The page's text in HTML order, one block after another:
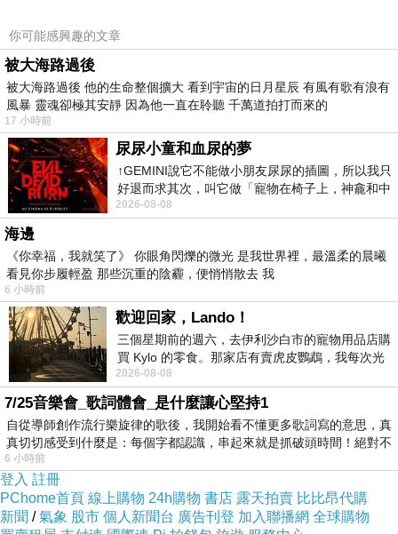
1.訂十次送一晚
這個算是hotels的常駐活動！累積10晚 即可獲得
免費住宿1晚！(無使用優惠碼即可累積)
如果找不到優惠碼的話
直接下訂就對了！
這樣就等於10%的優惠！
比一般使用優惠碼的情況最便宜還省！
對於沒大陸客常出遊的朋友相當適用！
也不用花時間找優惠碼！
2.訂貴退價差
你可能感興趣的文章
被大海路過後
被大海路過後 他的生命整個擴大 看到宇宙的日月星辰 有風有歌有浪有
風暴 靈魂卻極其安靜 因為他一直在聆聽 千萬道拍打而來的
17 小時前
尿尿小童和血尿的夢
↑GEMINI說它不能做小朋友尿尿的插圖，所以我只
好退而求其次，叫它做「寵物在椅子上，神龕和中
年人臉孔」的畫了。 六月底
2026-08-08
海邊
《你幸福，我就笑了》 你眼角閃爍的微光 是我世界裡，最溫柔的晨曦
看見你步履輕盈 那些沉重的陰霾，便悄悄散去 我
6 小時前
歡迎回家，Lando！
三個星期前的週六，去伊利沙白市的寵物用品店購
買 Kylo 的零食。那家店有賣虎皮鸚鵡，我每次光
顧都會去看一下。他們偶爾會引進 C
2026-08-08
7/25音樂會_歌詞體會_是什麼讓心堅持1
自從導師創作流行樂旋律的歌後，我開始看不懂更多歌詞寫的意思，真
真切切感受到什麼是：每個字都認識，串起來就是抓破頭時間！絕對不
6 小時前
登入 註冊
PChome首頁 線上購物 24h購物 書店 露天拍賣 比比昂代購
新聞 /氣象 股市 個人新聞台 廣告刊登 加入聯播網 全球購物